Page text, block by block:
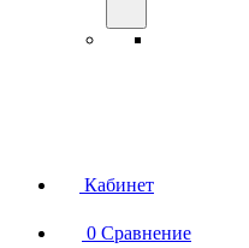
Кабинет
0 Сравнение